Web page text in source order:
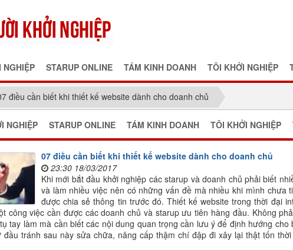
NGHIỆP STARUP ONLINE TÁM KINH DOANH TÔI KHỞI NGHIỆP
điều cần biết khi thiết kế website dành cho doanh chủ
NGHIỆP STARUP ONLINE TÁM KINH DOANH TÔI KHỞI NGHIỆP
07 điều cần biết khi thiết kế website dành cho doanh chủ
23:30 18/03/2017
Khi mới bắt đầu khởi nghiệp các starup và doanh chủ phải biết
và làm nhiều việc nên có những vấn đề mà nhiều khi mình chưa
được chia sẻ thông tin trước đó. Thiết kế website trong thời đại
công việc cần được các doanh chủ và starup ưu tiên hàng đầu. Không
tay làm mà cần biết các nội dung quan trọng cần lưu ý để định hướng cho
đầu tránh sau này sửa chữa, nâng cấp thậm chí đập đi xây lại thật tốn